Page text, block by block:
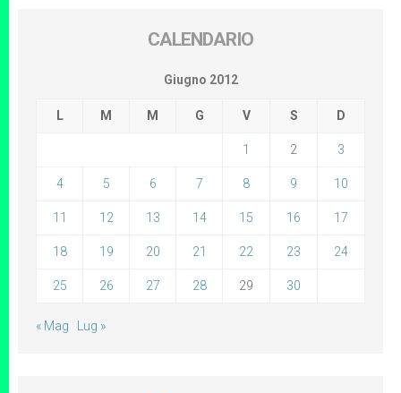
CALENDARIO
Giugno 2012
L M M G V S D
1 2 3
4 5 6 7 8 9 10
11 12 13 14 15 16 17
18 19 20 21 22 23 24
25 26 27 28 29 30
« Mag Lug »